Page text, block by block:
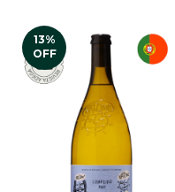
13%
OFF